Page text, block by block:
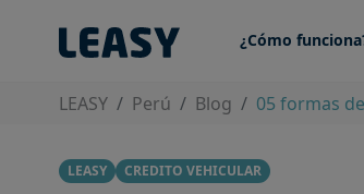
¿Cómo
LEASY Perú Blog 05 formas
LEASY CREDITO VEHICULAR